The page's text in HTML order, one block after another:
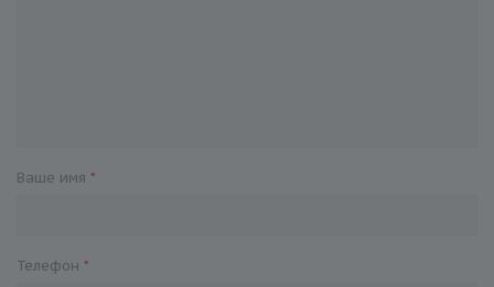
Ваше имя *
Телефон *